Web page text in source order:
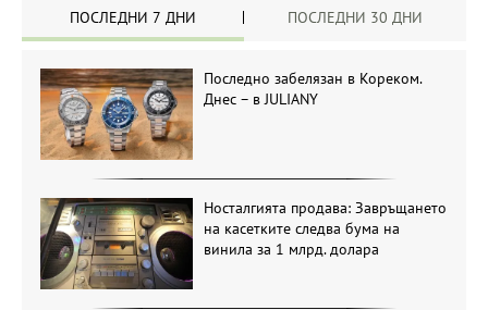
ПОСЛЕДНИ 7 ДНИ ПОСЛЕДНИ 30 ДНИ
Последно забелязан в Кореком.
Днес – в JULIANY
Носталгията продава: Завръщането
на касетките следва бума на
винила за 1 млрд. долара